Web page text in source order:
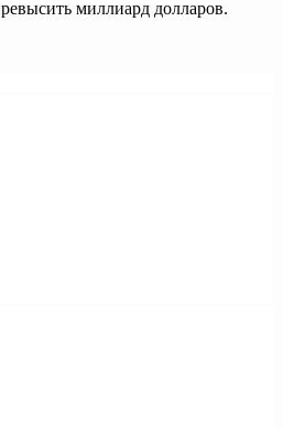
миллиард долларов.